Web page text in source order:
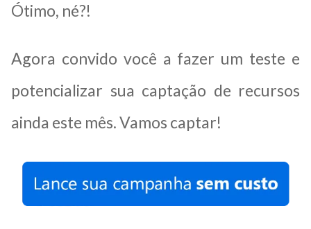
Ótimo, né?!
Agora convido você a fazer um teste e
potencializar sua captação de recursos
ainda este mês. Vamos captar!